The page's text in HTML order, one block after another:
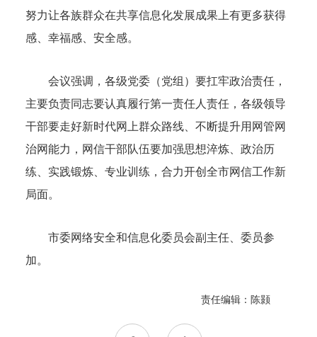
努力让各族群众在共享信息化发展成果上有更多获得
感、幸福感、安全感。
会议强调，各级党委（党组）要扛牢政治责任，
主要负责同志要认真履行第一责任人责任，各级领导
干部要走好新时代网上群众路线、不断提升用网管网
治网能力，网信干部队伍要加强思想淬炼、政治历
练、实践锻炼、专业训练，合力开创全市网信工作新
局面。
市委网络安全和信息化委员会副主任、委员参
加。
责任编辑：陈颢